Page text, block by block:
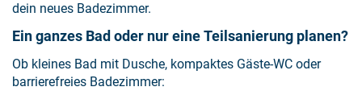
dein neues Badezimmer.
Ein ganzes Bad oder nur eine Teilsanierung planen?
Ob kleines Bad mit Dusche, kompaktes Gäste-WC oder
barrierefreies Badezimmer: